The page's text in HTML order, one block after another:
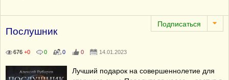
Послушник
676 +0 0 0 0 14.01.2023
Лучший подарок на совершеннолетие для